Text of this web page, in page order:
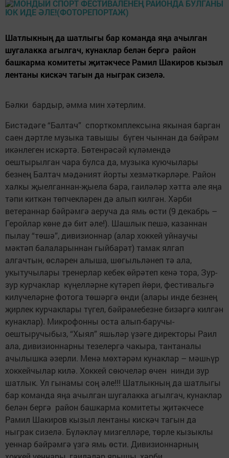
Шатлыкның да шатлыгы бар команда яңа ачылган
шугалакка агылгач, кунаклар белән бергә район
башкарма комитеты җитәкчесе Рамил Шакиров кызыл
лентаны кискәч тагын да ныграк сизелә.
Бәлки бардыр, әмма мин хәтерлим.
Бистәдәге “Балтач” спорткомплексына якыная барган
саен дәртле музыка тавышы бүген чыннан да бәйрәм
икәнлеген искәртә. Бөтенрәсәй күләмендә
оештырылган чара булса да, музыка куючылары
безнең Балтач мәдәният йорты хезмәткәрләре. Район
халкы җыелганнан-җыела бара, гаиләләр хәтта әле яңа
тәпи киткән төпчекләрен дә алып килгән. Хәрби
ветераннар бәйрәмгә аеруча да ямь өсти (9 декабрь –
Геройлар көне дә бит әле!). Шашлык пешә, казаннан
пылау “төшә”, дивизионнар (алар хоккей уйнаучы
мәктәп балаларыннан гыйбарәт) тамак ялгап
алгачтын, өсләрен алыша, шөгыльләнеп тә ала,
укытучылары тренерлар кебек өйрәтеп кенә тора, Зур-
зур курчаклар күңелләрне күтәреп йөри, фестивальгә
килүчеләрне фотога төшәргә өнди (алары инде безнең
җирлек курчаклары түгел, бәйрәмебезне бизәргә килгән
кунаклар). Микрофонны оста алып-баручы-
оештыручыбыз, “Хыял” яшьләр үзәге директоры Раил
ала, дивизионнарны тезелергә чакыра, тантаналы
ачылышка әзерли. Менә мөхтәрәм кунаклар – мәшһүр
хоккейчылар килә. Хоккей сөючеләр өчен нинди зур
шатлык. Ул гынамы соң әле!!! Шатлыкның да шатлыгы
бар команда яңа ачылган шугалакка агылгач, кунаклар
белән бергә район башкарма комитеты җитәкчесе
Рамил Шакиров кызыл лентаны кискәч тагын да
ныграк сизелә. Бүләкләү мизгелләре, төрле кызыклы
уеннар бәйрәмгә үзгә ямь өсти. Дивизионнарның